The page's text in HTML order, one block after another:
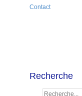
Contact
Recherche